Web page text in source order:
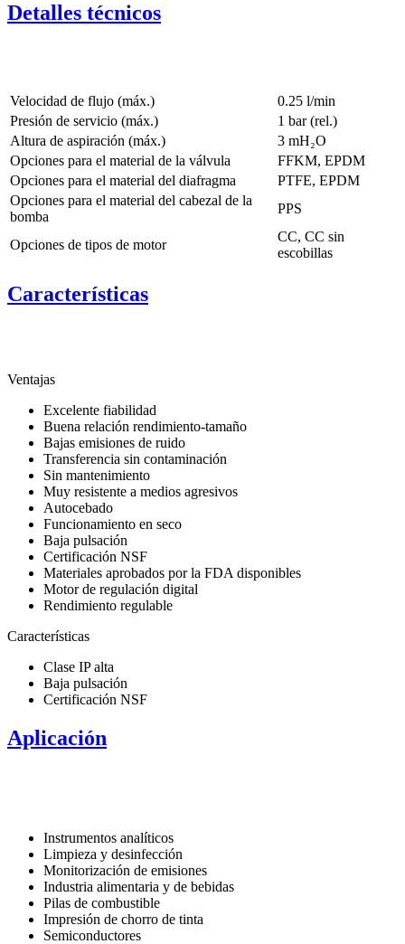
Detalles técnicos
Velocidad de flujo (máx.)
0.25 l/min
Presión de servicio (máx.)
1 bar (rel.)
Altura de aspiración (máx.)
3 mH₂O
Opciones para el material de la válvula
FFKM, EPDM
Opciones para el material del diafragma
PTFE, EPDM
Opciones para el material del cabezal de la
bomba
PPS
Opciones de tipos de motor
CC, CC sin
escobillas
Características
Ventajas
Excelente fiabilidad
Buena relación rendimiento-tamaño
Bajas emisiones de ruido
Transferencia sin contaminación
Sin mantenimiento
Muy resistente a medios agresivos
Autocebado
Funcionamiento en seco
Baja pulsación
Certificación NSF
Materiales aprobados por la FDA disponibles
Motor de regulación digital
Rendimiento regulable
Características
Clase IP alta
Baja pulsación
Certificación NSF
Aplicación
Instrumentos analíticos
Limpieza y desinfección
Monitorización de emisiones
Industria alimentaria y de bebidas
Pilas de combustible
Impresión de chorro de tinta
Semiconductores